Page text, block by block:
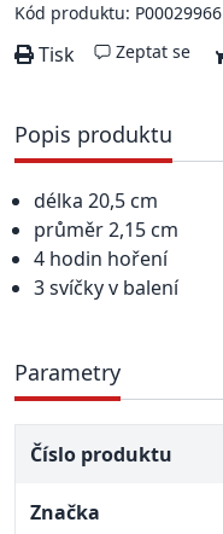
Kód produktu: P00029966
Tisk Zeptat se
Popis produktu
délka 20,5 cm
průměr 2,15 cm
4 hodin hoření
3 svíčky v balení
Parametry
Číslo produktu
Značka